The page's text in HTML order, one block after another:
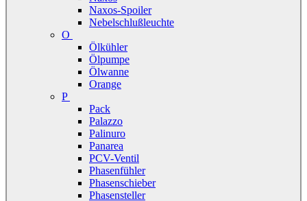
Naxos-Spoiler
Nebelschlußleuchte
O
Ölkühler
Ölpumpe
Ölwanne
Orange
P
Pack
Palazzo
Palinuro
Panarea
PCV-Ventil
Phasenfühler
Phasenschieber
Phasensteller